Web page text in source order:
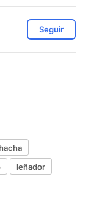
Seguir
hacha
leñador